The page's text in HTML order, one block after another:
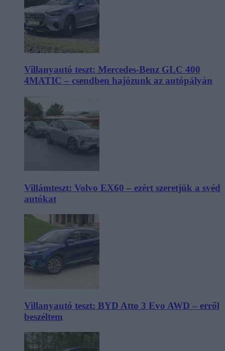
Villanyautó teszt: Mercedes-Benz GLC 400
4MATIC – csendben hajózunk az autópályán
Villámteszt: Volvo EX60 – ezért szeretjük a svéd
autókat
Villanyautó teszt: BYD Atto 3 Evo AWD – erről
beszéltem